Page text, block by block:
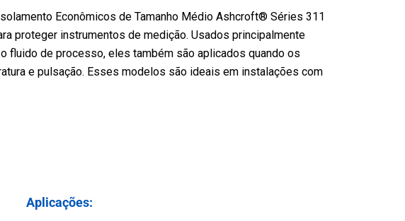
Semicondutor
Veículos
Saúde e Segurança Médica
Fabricantes de Equipamentos de Processo
Econômicos de Tamanho Médio Ashcroft® Séries 311
proteger instrumentos de medição. Usados principalmente
fluido de processo, eles também são aplicados quando os
e pulsação. Esses modelos são ideais em instalações com
Aplicações: